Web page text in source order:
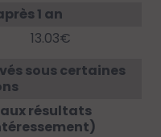
1 an
13.03€
sous certaines
résultats